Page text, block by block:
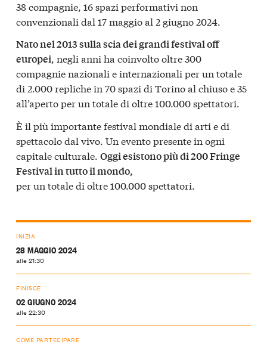
38 compagnie, 16 spazi performativi non
convenzionali dal 17 maggio al 2 giugno 2024.
Nato nel 2013 sulla scia dei grandi festival off
europei, negli anni ha coinvolto oltre 300
compagnie nazionali e internazionali per un totale
di 2.000 repliche in 70 spazi di Torino al chiuso e 35
all’aperto per un totale di oltre 100.000 spettatori.
È il più importante festival mondiale di arti e di
spettacolo dal vivo. Un evento presente in ogni
capitale culturale. Oggi esistono più di 200 Fringe
Festival in tutto il mondo,
per un totale di oltre 100.000 spettatori.
INIZIA
28 MAGGIO 2024
alle 21:30
FINISCE
02 GIUGNO 2024
alle 22:30
COME PARTECIPARE